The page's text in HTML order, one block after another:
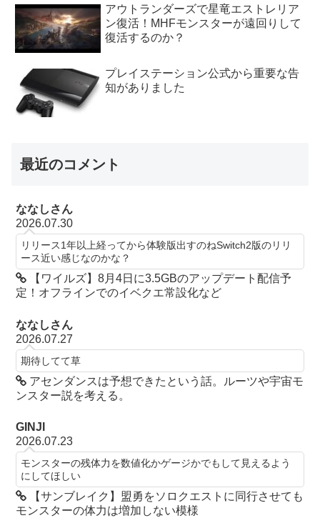
アウトランダーズで星竜エストレリア
ン復活！MHFモンスターが遠回りして
復活するのか？
プレイステーション公式から重要な告
知がありました
最近のコメント
ななしさん
2026.07.30
リリース1年以上経ってから体験版出すのねSwitch2版のリリ
ース近い感じなのかな？
【ワイルズ】8月4日に3.5GBのアップデート配信予
定！オフラインでのイベクエ常設化など
ななしさん
2026.07.27
期待してて草
アセンダンスは予想できたという話。ルーツや宇宙モ
ンスター説を考える。
GINJI
2026.07.23
モンスターの残体力を数値化かゲージかでもして見えるよう
にしてほしい
【サンブレイク】盟勇をソロクエストに同行させても
モンスターの体力は増加しない模様